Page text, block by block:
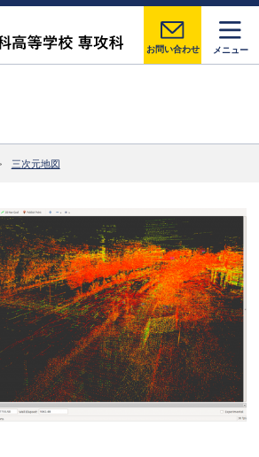
お問い合わせ メニュー
三次元地図